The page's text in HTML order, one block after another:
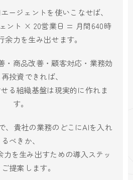
ージェントを使いこなせば、
ント × 20営業日 = 月間640時
余力を生み出せます。
・商品改善・顧客対応・業務効
投資できれば、
る組織基盤は現実的に作れま
す。
、貴社の業務のどこにAIを入れ
るべきか、
を生み出すための導入ステッ
提案します。